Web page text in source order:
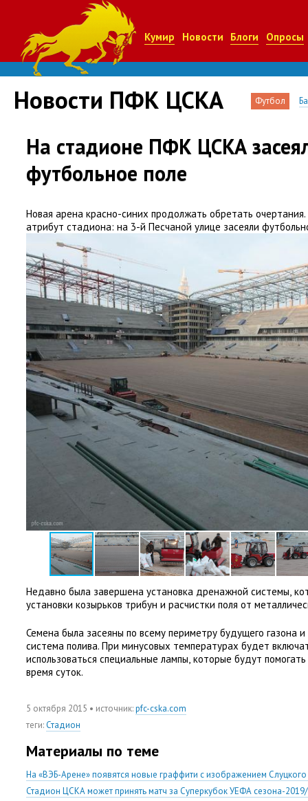
Кумир Новости Блоги Опросы
Новости ПФК ЦСКА Футбол
На стадионе ПФК ЦСКА
футбольное поле
Новая арена красно-синих продолжать обретать
атрибут стадиона: на 3-й Песчаной улице засеяли
Недавно была завершена установка дренажной системы,
установки козырьков трибун и расчистки поля от
Семена была засеяны по всему периметру будущего газона
система полива. При минусовых температурах будет
использоваться специальные лампы, которые будут
время суток.
5 октября 2015 • источник:pfc-cska.com
теги: Стадион
Материалы по теме
На «ВЭБ-Арене» появятся новые граффити с изображением Слуцкого
Стадион ЦСКА может принять матч за Суперкубок УЕФА сезона-